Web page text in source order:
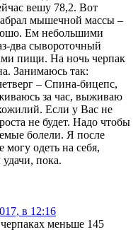
вешу 78,2. Вот
мышечной массы –
Ем небольшими
два сывороточный
пищи. На ночь черпак
Занимаюсь так:
– Спина-бицепс,
за час, выживаю
Если у Вас не
не будет. Надо чтобы
болели. Я после
одеть на себя,
пока.
в 12:16
меньше 145